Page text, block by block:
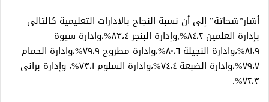
أشار”شحاتة” إلى أن نسبة النجاح بالادارات التعليمية كالتالي
بإدارة العلمين ٨٤،٢%,وإدارة البنجر ٨٣،٤%،وادارة سيوة
٨١،٩%،وادارة النجيلة ٨٠،٦%،وادارة مطروح ٧٩،٩%،وادارة الحمام
٧٩،٧%،وادارة الضبعة ٧٤،٤%،وادارة السلوم ٧٣،١%، وإدارة براني
٧٢،٣%.